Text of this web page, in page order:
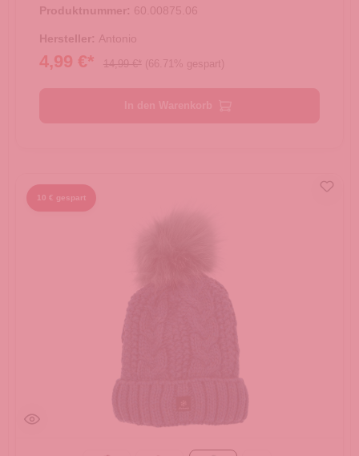
Produktnummer: 60.00875.06
Hersteller: Antonio
4,99 €* 14,99 €* (66.71% gespart)
10 € gespart